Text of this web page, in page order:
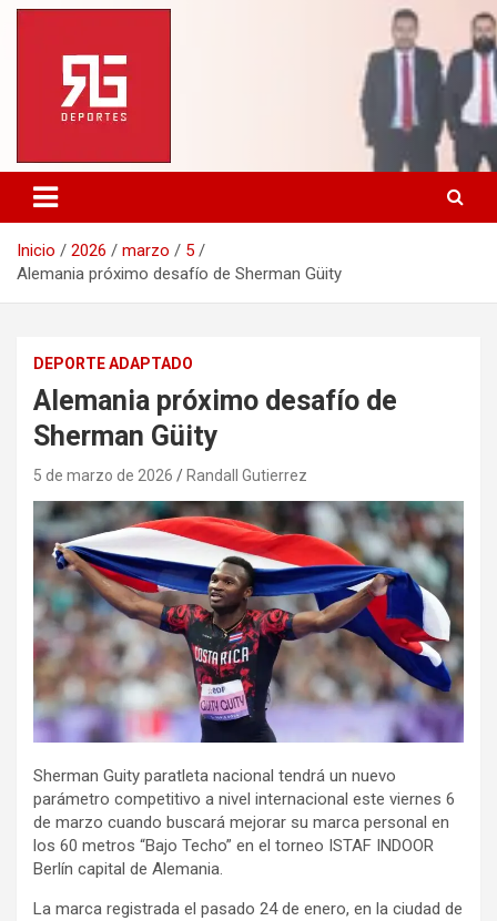
Saltar
contenido
Inicio 2026 marzo
5
Alemania próximo desafío de Sherman Güity
DEPORTE ADAPTADO
Alemania próximo desafío de
Sherman Güity
5 de marzo de 2026 Randall Gutierrez
Sherman Guity paratleta nacional tendrá un nuevo
parámetro competitivo a nivel internacional este viernes 6
de marzo cuando buscará mejorar su marca personal en
los 60 metros “Bajo Techo” en el torneo ISTAF INDOOR
Berlín capital de Alemania.
La marca registrada el pasado 24 de enero, en la ciudad de